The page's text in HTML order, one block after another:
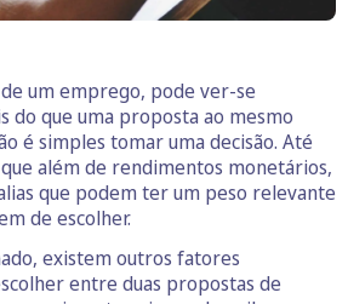
um emprego, pode ver-se
do que uma proposta ao mesmo
é simples tomar uma decisão. Até
além de rendimentos monetários,
que podem ter um peso relevante
de escolher.
existem outros fatores
entre duas propostas de